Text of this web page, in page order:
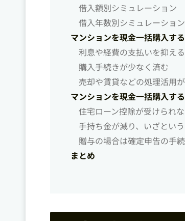
借入額別シミュレーション
借入年数別シミュレーション
マンションを現金一括購入す
利息や経費の支払いを抑え
購入手続きが少なく済む
売却や賃貸などの処理活用
マンションを現金一括購入す
住宅ローン控除が受けられ
手持ち金が減り、いざとい
贈与の場合は確定申告の手
まとめ